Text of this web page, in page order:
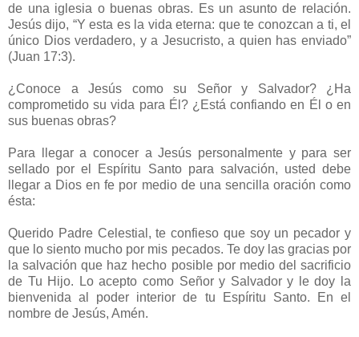
de una iglesia o buenas obras. Es un asunto de relación.
Jesús dijo, “Y esta es la vida eterna: que te conozcan a ti, el
único Dios verdadero, y a Jesucristo, a quien has enviado”
(Juan 17:3).
¿Conoce a Jesús como su Señor y Salvador? ¿Ha
comprometido su vida para Él? ¿Está confiando en Él o en
sus buenas obras?
Para llegar a conocer a Jesús personalmente y para ser
sellado por el Espíritu Santo para salvación, usted debe
llegar a Dios en fe por medio de una sencilla oración como
ésta:
Querido Padre Celestial, te confieso que soy un pecador y
que lo siento mucho por mis pecados. Te doy las gracias por
la salvación que haz hecho posible por medio del sacrificio
de Tu Hijo. Lo acepto como Señor y Salvador y le doy la
bienvenida al poder interior de tu Espíritu Santo. En el
nombre de Jesús, Amén.